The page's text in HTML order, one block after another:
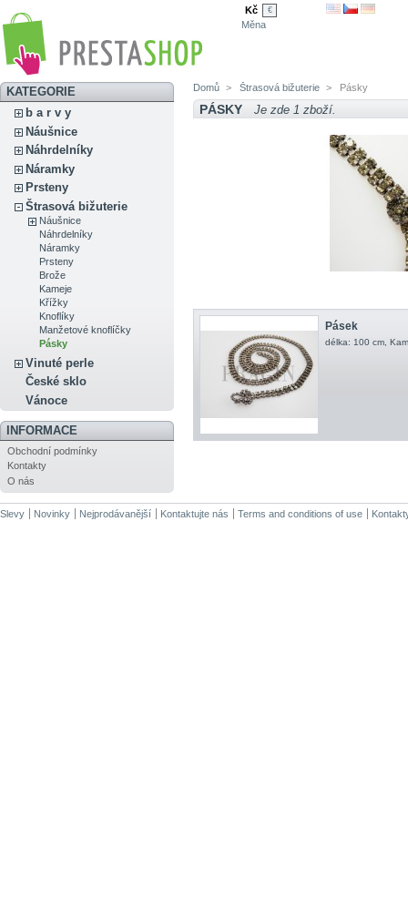
Kč €
Měna
KATEGORIE
b a r v y
Náušnice
Náhrdelníky
Náramky
Prsteny
Štrasová bižuterie
Náušnice
Náhrdelníky
Náramky
Prsteny
Brože
Kameje
Křížky
Knoflíky
Manžetové knoflíčky
Pásky
Vinuté perle
České sklo
Vánoce
INFORMACE
Obchodní podmínky
Kontakty
O nás
Domů > Štrasová bižuterie > Pásky
PÁSKY Je zde 1 zboží.
Pásek
délka: 100 cm,
Slevy Novinky Nejprodávanější Kontaktujte nás Terms and conditions of use